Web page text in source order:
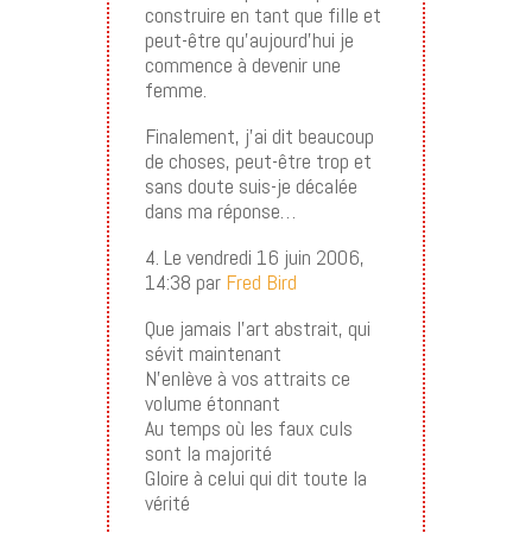
construire en tant que fille et
peut-être qu’aujourd’hui je
commence à devenir une
femme.
Finalement, j’ai dit beaucoup
de choses, peut-être trop et
sans doute suis-je décalée
dans ma réponse…
4. Le vendredi 16 juin 2006,
14:38 par Fred Bird
Que jamais l’art abstrait, qui
sévit maintenant
N’enlève à vos attraits ce
volume étonnant
Au temps où les faux culs
sont la majorité
Gloire à celui qui dit toute la
vérité